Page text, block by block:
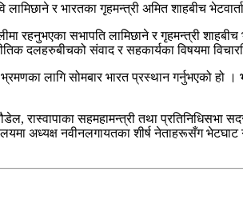
लामिछाने र भारतका गृहमन्त्री अमित शाहबीच
रहनुभएका सभापति लामिछाने र गृहमन्त्री
दलहरुबीचको संवाद र सहकार्यका विषयमा
लागि सोमबार भारत प्रस्थान गर्नुभएको
रास्वापाका सहमहामन्त्री तथा
अध्यक्ष नवीनलगायतका शीर्ष नेताहरूसँग भेटघाट